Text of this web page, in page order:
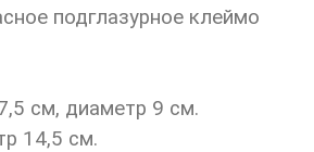
подглазурное клеймо
см, диаметр 9 см.
14,5 см.